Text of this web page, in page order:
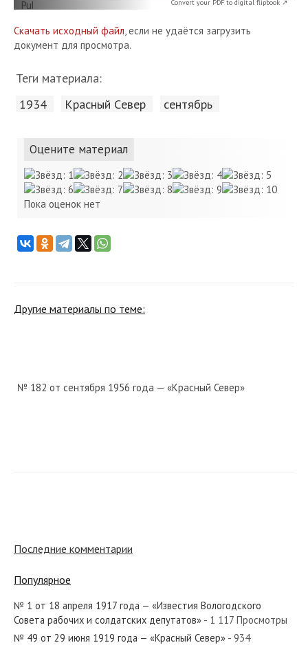
Convert your PDF to digital flipbook ↗
Скачать исходный файл, если не удаётся загрузить
документ для просмотра.
Теги материала:
1934 Красный Cевер сентябрь
Оцените материал
Пока оценок нет
Другие материалы по теме:
№ 182 от сентября 1956 года — «Красный Север»
Губернского Исполнительного Комитета»...
№ 80 от апреля 1921 года — «Красный Север»
Последние комментарии
Популярное
№ 1 от 18 апреля 1917 года — «Известия Вологодского
Совета рабочих и солдатских депутатов» - 1 117 Просмотры
№ 49 от 29 июня 1919 года — «Красный Север» - 934